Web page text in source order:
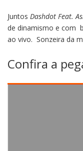
Juntos Dashdot Feat.
de dinamismo e com
ao vivo. Sonzeira da
Confira a